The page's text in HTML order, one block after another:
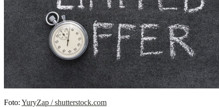
Foto: YuryZap / shutterstock.com